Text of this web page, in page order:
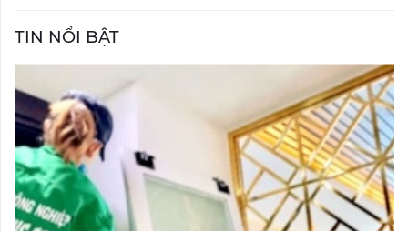
TIN NỔI BẬT